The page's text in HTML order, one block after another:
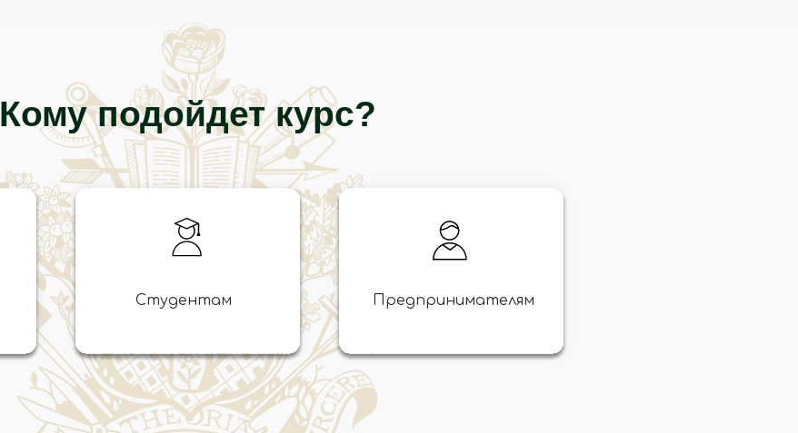
Кому подойдет курс?
Предпринимателям
Студентам